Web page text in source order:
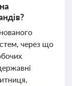
через що